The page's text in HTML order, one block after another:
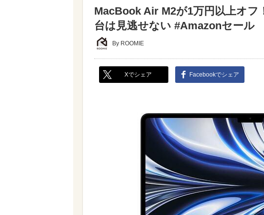
MacBook Air M2が1万円以上オフ
台は見逃せない #Amazonセール
By ROOMIE
Xでシェア Facebookでシェア